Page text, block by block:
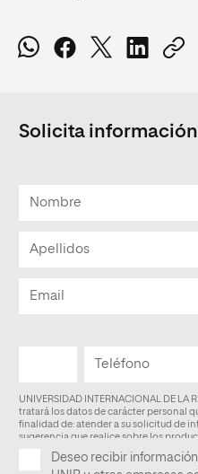
Solicita información